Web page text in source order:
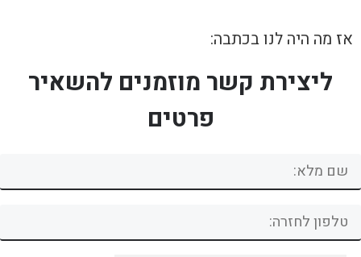
אז מה היה לנו בכתבה:
ליצירת קשר מוזמנים להשאיר
פרטים